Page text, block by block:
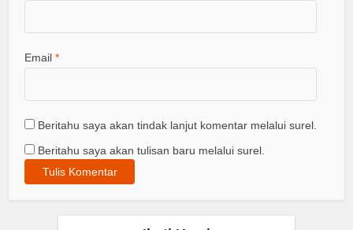
Email*
Beritahu saya akan tindak lanjut komentar melalui surel.
Beritahu saya akan tulisan baru melalui surel.